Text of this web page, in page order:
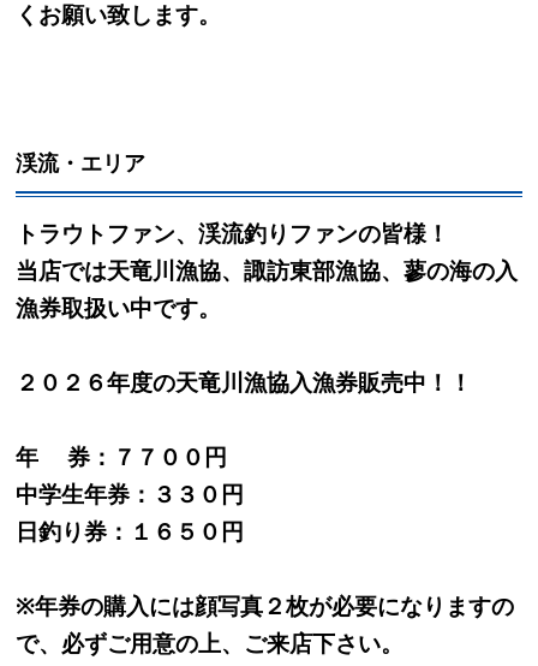
くお願い致します。
渓流・エリア
トラウトファン、渓流釣りファンの皆様！
当店では天竜川漁協、諏訪東部漁協、蓼の海の入
漁券取扱い中です。
２０２６年度の天竜川漁協入漁券販売中！！
年 券：７７００円
中学生年券：３３０円
日釣り券：１６５０円
※年券の購入には顔写真２枚が必要になりますの
で、必ずご用意の上、ご来店下さい。